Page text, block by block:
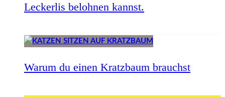
Leckerlis belohnen kannst.
Warum du einen Kratzbaum brauchst